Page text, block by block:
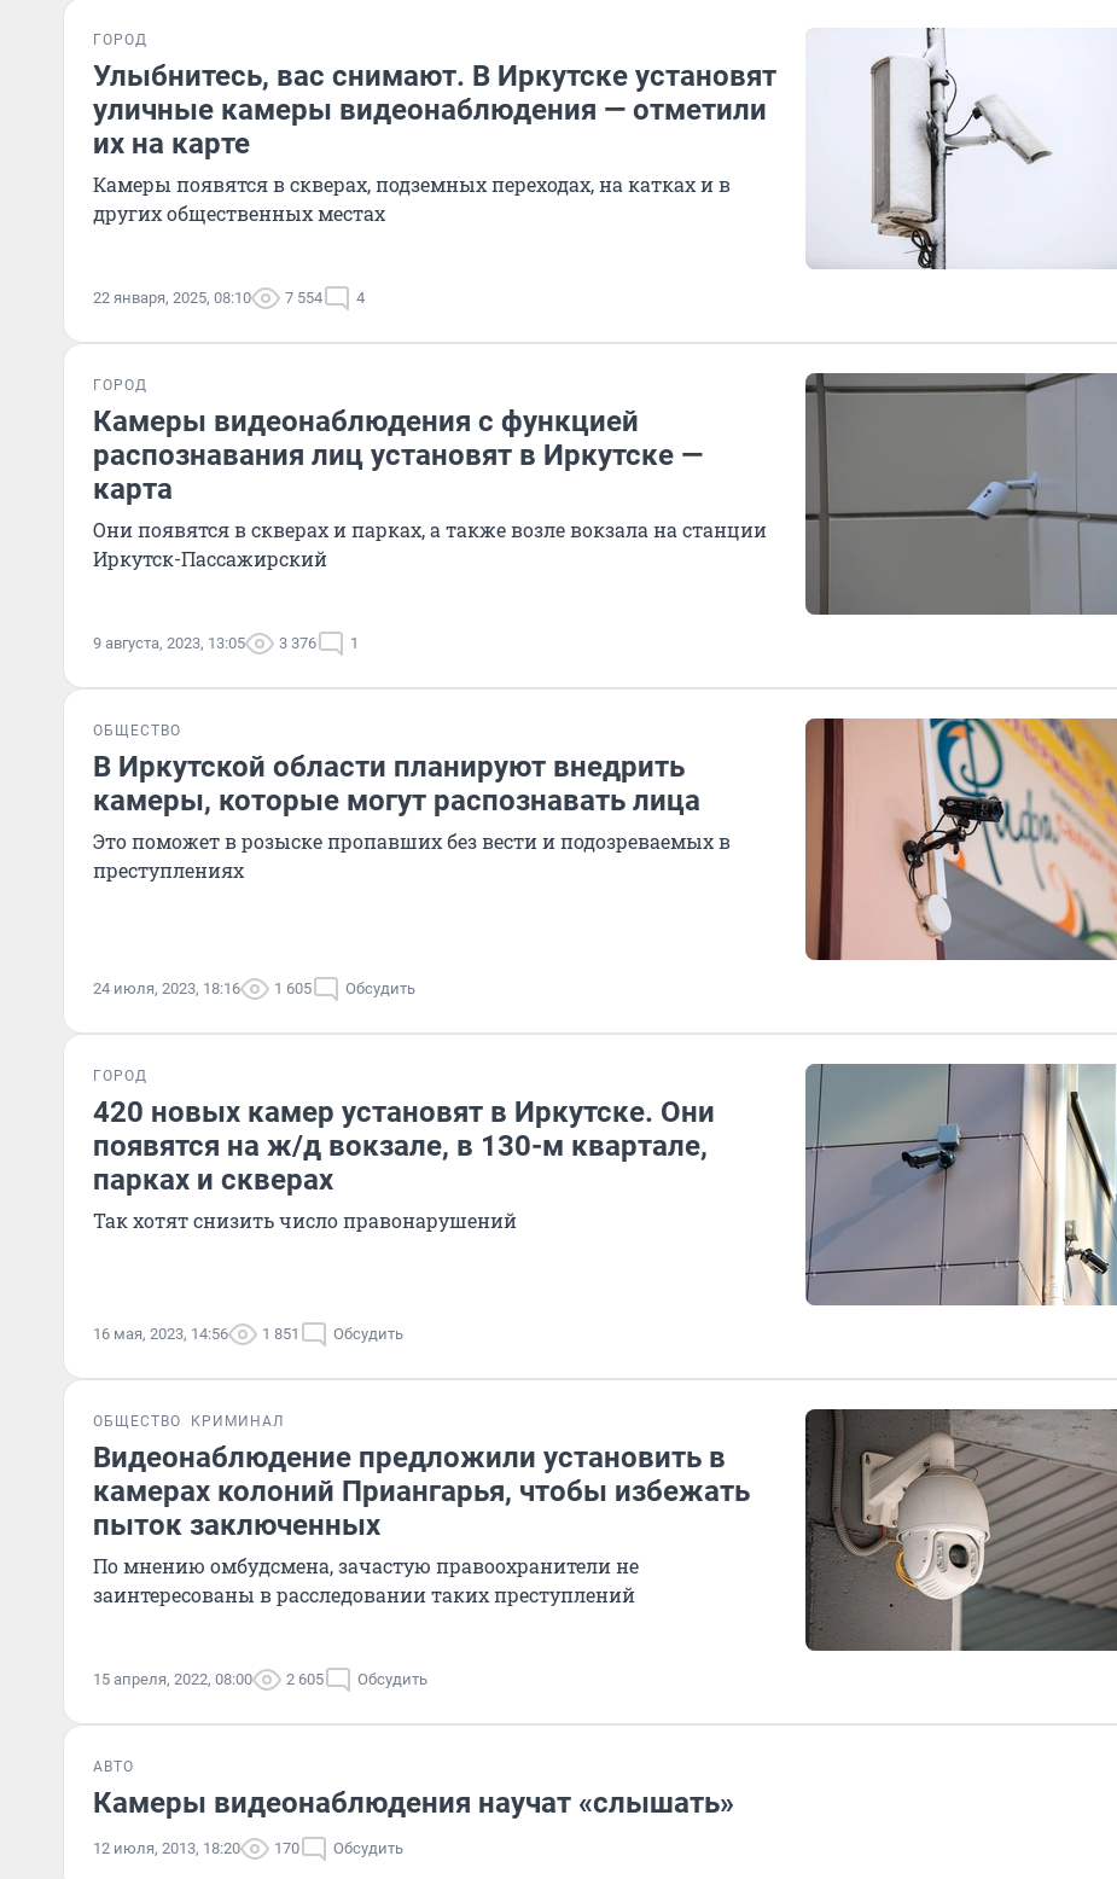
ГОРОД
Улыбнитесь, вас снимают. В Иркутске установят
уличные камеры видеонаблюдения — отметили
их на карте
Камеры появятся в скверах, подземных переходах, на катках и в
других общественных местах
22 января, 2025, 08:10 7 554 4
ГОРОД
Камеры видеонаблюдения с функцией
распознавания лиц установят в Иркутске —
карта
Они появятся в скверах и парках, а также возле вокзала на станции
Иркутск-Пассажирский
9 августа, 2023, 13:05 3 376 1
ОБЩЕСТВО
В Иркутской области планируют внедрить
камеры, которые могут распознавать лица
Это поможет в розыске пропавших без вести и подозреваемых в
преступлениях
24 июля, 2023, 18:16 1 605 Обсудить
ГОРОД
420 новых камер установят в Иркутске. Они
появятся на ж/д вокзале, в 130-м квартале,
парках и скверах
Так хотят снизить число правонарушений
16 мая, 2023, 14:56 1 851 Обсудить
ОБЩЕСТВО КРИМИНАЛ
Видеонаблюдение предложили установить в
камерах колоний Приангарья, чтобы избежать
пыток заключенных
По мнению омбудсмена, зачастую правоохранители не
заинтересованы в расследовании таких преступлений
15 апреля, 2022, 08:00 2 605 Обсудить
АВТО
Камеры видеонаблюдения научат «слышать»
12 июля, 2013, 18:20 170 Обсудить